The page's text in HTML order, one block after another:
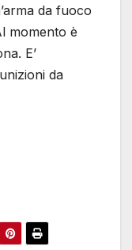
da fuoco
momento è
E’
da